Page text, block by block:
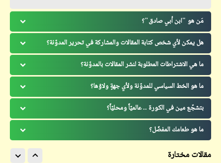
مَن هو "ابن أبي صادق"؟
هل يمكن لأي شخص كتابة المقالات والمشاركة في تحرير المدوّنة؟
ما هي الاشتراطات المطلوبة لنشر المقالات بالمدوّنة؟
ما هو الخط السياسي للمدوّنة ولأي جهةٍ ولاؤها؟
بتشجّع مين في الكورة .. عالميّاً ومحليّاً؟
ما هو طعامك المفضّل؟
مقالات مختارة